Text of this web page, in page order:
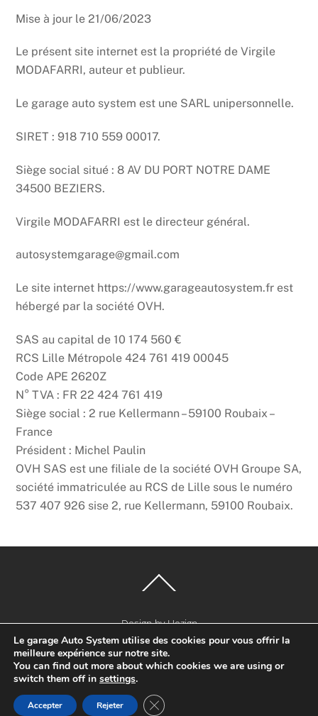
Mise à jour le 21/06/2023
Le présent site internet est la propriété de Virgile
MODAFARRI, auteur et publieur.
Le garage auto system est une SARL unipersonnelle.
SIRET : 918 710 559 00017.
Siège social situé : 8 AV DU PORT NOTRE DAME
34500 BEZIERS.
Virgile MODAFARRI est le directeur général.
autosystemgarage@gmail.com
Le site internet https://www.garageautosystem.fr est
hébergé par la société OVH.
SAS au capital de 10 174 560 €
RCS Lille Métropole 424 761 419 00045
Code APE 2620Z
N° TVA : FR 22 424 761 419
Siège social : 2 rue Kellermann – 59100 Roubaix –
France
Président : Michel Paulin
OVH SAS est une filiale de la société OVH Groupe SA,
société immatriculée au RCS de Lille sous le numéro
537 407 926 sise 2, rue Kellermann, 59100 Roubaix.
To
Design by Hezign
©Garage Auto System2026
Le garage Auto System utilise des cookies pour vous offrir la
meilleure expérience sur notre site.
You can find out more about which cookies we are using or
switch them off in settings.
Accepter Rejeter FERMER LA BANNIÈRE DES